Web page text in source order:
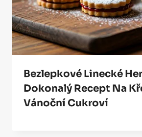
Bezlepkové Linecké
Dokonalý Recept Na
Vánoční Cukroví